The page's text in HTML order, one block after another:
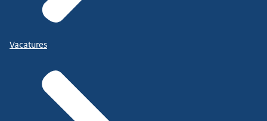
Vacatures